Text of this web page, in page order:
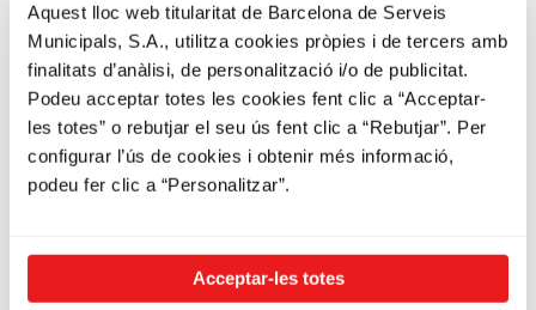
Aquest lloc web titularitat de Barcelona de Serveis
Municipals, S.A., utilitza cookies pròpies i de tercers amb
finalitats d’anàlisi, de personalització i/o de publicitat.
Podeu acceptar totes les cookies fent clic a “Acceptar-
les totes” o rebutjar el seu ús fent clic a “Rebutjar”. Per
configurar l’ús de cookies i obtenir més informació,
podeu fer clic a “Personalitzar”.
Acceptar-les totes
A partir d'avui dia 12 de gener tots
començar a fer servir les noves
bicicletes en les noves estacions